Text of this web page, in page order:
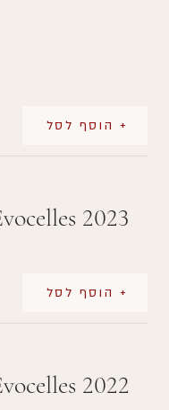
+ הוסף לסל
2023
+ הוסף לסל
2022